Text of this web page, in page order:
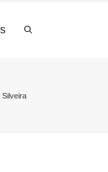
Silveira